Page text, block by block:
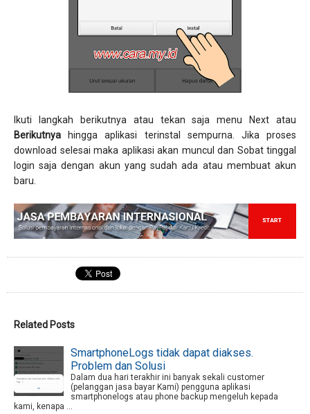
Ikuti langkah berikutnya atau tekan saja menu Next atau
Berikutnya hingga aplikasi terinstal sempurna. Jika proses
download selesai maka aplikasi akan muncul dan Sobat tinggal
login saja dengan akun yang sudah ada atau membuat akun
baru.
Related Posts
SmartphoneLogs tidak dapat diakses.
Problem dan Solusi
Dalam dua hari terakhir ini banyak sekali customer
(pelanggan jasa bayar Kami) pengguna aplikasi
smartphonelogs atau phone backup mengeluh kepada
kami, kenapa ...